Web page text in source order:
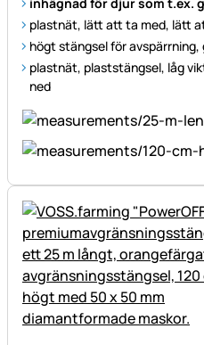
plastnät, lätt att ta med, lätt
högt stängsel för avspärrning,
plastnät, plaststängsel, låg
ned